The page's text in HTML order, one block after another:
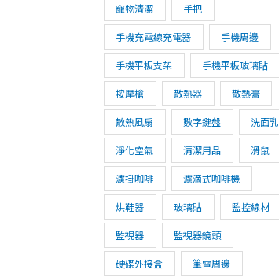
寵物清潔 手把
手機充電線充電器 手機周邊
手機平板支架 手機平板玻璃貼
按摩槍 散熱器 散熱膏
散熱風扇 數字鍵盤 洗面乳
淨化空氣 清潔用品 滑鼠
濾掛咖啡 濾滴式咖啡機
烘鞋器 玻璃貼 監控線材
監視器 監視器鏡頭
硬碟外接盒 筆電周邊